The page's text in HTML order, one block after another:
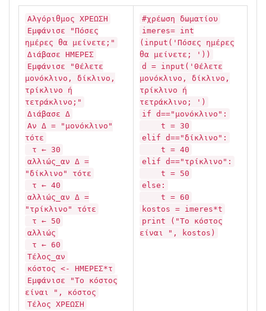
Αλγόριθμος ΧΡΕΩΣΗ
Εμφάνισε "Πόσες
ημέρες θα μείνετε;"
Διάβασε ΗΜΕΡΕΣ
Εμφάνισε "Θέλετε
μονόκλινο, δίκλινο,
τρίκλινο ή
τετράκλινο;"
Διάβασε Δ
Αν Δ = "μονόκλινο"
τότε
τ ← 30
αλλιώς_αν Δ =
"δίκλινο" τότε
τ ← 40
αλλιώς_αν Δ =
"τρίκλινο" τότε
τ ← 50
αλλιώς
τ ← 60
Τέλος_αν
κόστος <- ΗΜΕΡΕΣ*τ
Εμφάνισε "Το κόστος
είναι ", κόστος
Τέλος ΧΡΕΩΣΗ
#χρέωση δωματίου
imeres= int
(input('Πόσες ημέρες
θα μείνετε; '))
d = input('Θέλετε
μονόκλινο, δίκλινο,
τρίκλινο ή
τετράκλινο; ')
if d=="μονόκλινο":
t = 30
elif d=="δίκλινο":
t = 40
elif d=="τρίκλινο":
t = 50
else:
t = 60
kostos = imeres*t
print ("Το κόστος
είναι ", kostos)